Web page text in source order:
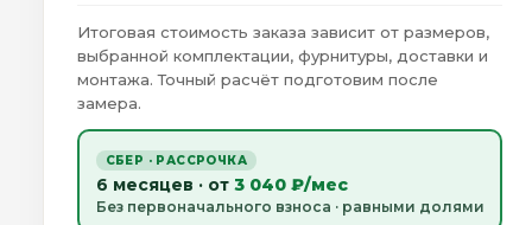
Итоговая стоимость заказа зависит от размеров,
выбранной комплектации, фурнитуры, доставки и
монтажа. Точный расчёт подготовим после
замера.
СБЕР · РАССРОЧКА
6 месяцев · от 3 040 ₽/мес
Без первоначального взноса · равными долями